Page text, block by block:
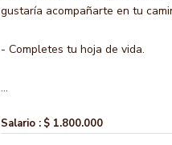
gustaría acompañarte en tu
- Completes tu hoja de vida.
...
Salario : $ 1.800.000